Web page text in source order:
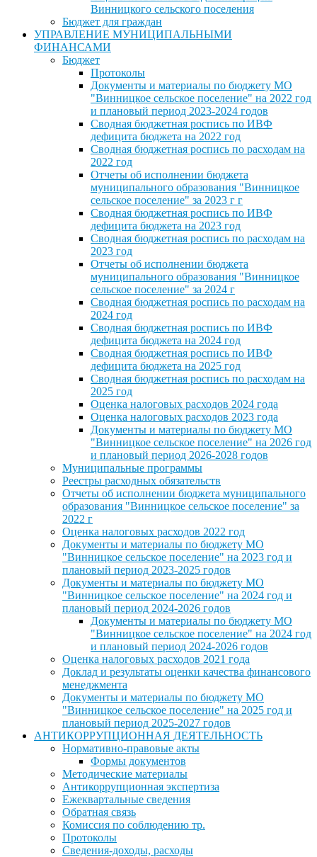
Винницкого сельского поселения
Бюджет для граждан
УПРАВЛЕНИЕ МУНИЦИПАЛЬНЫМИ
ФИНАНСАМИ
Бюджет
Протоколы
Документы и материалы по бюджету МО
"Винницкое сельское поселение" на 2022 год
и плановый период 2023-2024 годов
Сводная бюджетная роспись по ИВФ
дефицита бюджета на 2022 год
Сводная бюджетная роспись по расходам на
2022 год
Отчеты об исполнении бюджета
муниципального образования "Винницкое
сельское поселение" за 2023 г г
Сводная бюджетная роспись по ИВФ
дефицита бюджета на 2023 год
Сводная бюджетная роспись по расходам на
2023 год
Отчеты об исполнении бюджета
муниципального образования "Винницкое
сельское поселение" за 2024 г
Сводная бюджетная роспись по расходам на
2024 год
Сводная бюджетная роспись по ИВФ
дефицита бюджета на 2024 год
Сводная бюджетная роспись по ИВФ
дефицита бюджета на 2025 год
Сводная бюджетная роспись по расходам на
2025 год
Оценка налоговых расходов 2024 года
Оценка налоговых расходов 2023 года
Документы и материалы по бюджету МО
"Винницкое сельское поселение" на 2026 год
и плановый период 2026-2028 годов
Муниципальные программы
Реестры расходных обязательств
Отчеты об исполнении бюджета муниципального
образования "Винницкое сельское поселение" за
2022 г
Оценка налоговых расходов 2022 год
Документы и материалы по бюджету МО
"Винницкое сельское поселение" на 2023 год и
плановый период 2023-2025 годов
Документы и материалы по бюджету МО
"Винницкое сельское поселение" на 2024 год и
плановый период 2024-2026 годов
Документы и материалы по бюджету МО
"Винницкое сельское поселение" на 2024 год
и плановый период 2024-2026 годов
Оценка налоговых расходов 2021 года
Доклад и результаты оценки качества финансового
менеджмента
Документы и материалы по бюджету МО
"Винницкое сельское поселение" на 2025 год и
плановый период 2025-2027 годов
АНТИКОРРУПЦИОННАЯ ДЕЯТЕЛЬНОСТЬ
Нормативно-правовые акты
Формы документов
Методические материалы
Антикоррупционная экспертиза
Ежеквартальные сведения
Обратная связь
Комиссия по соблюдению тр.
Протоколы
Сведения-доходы, расходы